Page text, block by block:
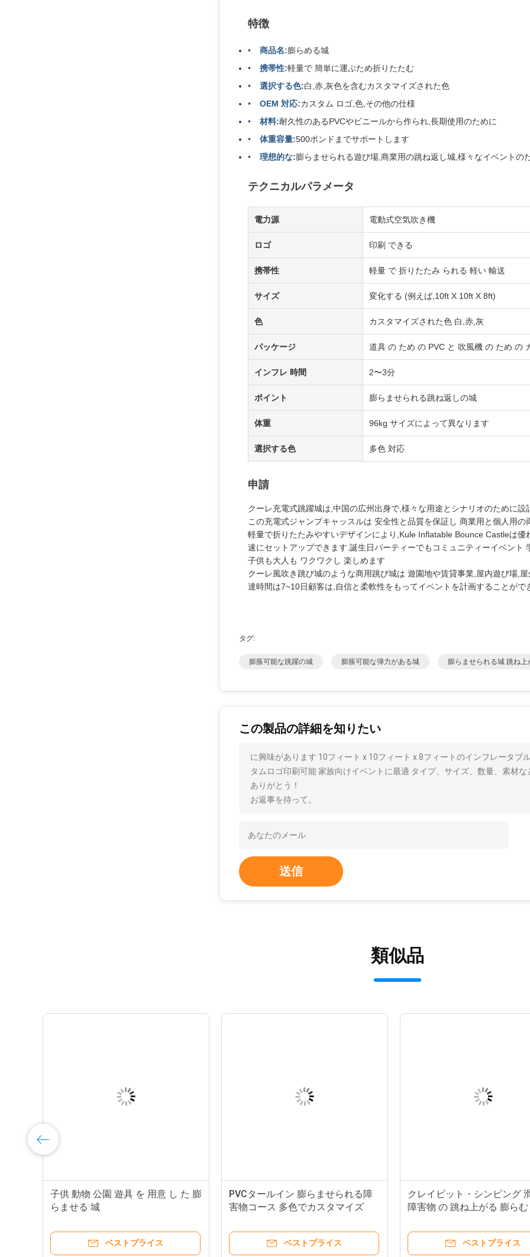
特徴
商品名:膨らめる城
携帯性:軽量で 簡単に運ぶため折りたたむ
選択する色:白,赤,灰色を含むカスタマイズされた色
OEM 対応:カスタム ロゴ,色,その他の仕様
材料:耐久性のあるPVCやビニールから作られ,長期使用のために
体重容量:500ポンドまでサポートします
理想的な:膨らませられる遊び場,商業用の跳ね返し城,様々なイベントの
テクニカルパラメータ
電力源 電動式空気吹き機
ロゴ 印刷 できる
携帯性 軽量 で 折りたたみ られる 軽い 輸送
サイズ 変化する (例えば,10ft X 10ft X 8ft)
色 カスタマイズされた色 白,赤,灰
パッケージ 道具 の ため の PVC と 吹風機 の ため の
インフレ 時間 2〜3分
ポイント 膨らませられる跳ね返しの城
体重 96kg サイズによって異なります
選択する色 多色 対応
申請
クーレ充電式跳躍城は,中国の広州出身で,様々な用途とシナリオのために設
この充電式ジャンプキャッスルは 安全性と品質を保証し 商業用と個人用の
軽量で折りたたみやすいデザインにより,Kule Inflatable Bounce Castleは
速にセットアップできます.誕生日パーティーでもコミュニティーイベント
子供も大人も ワクワクし 楽しめます
クーレ風吹き跳び城のような商用跳び城は 遊園地や賃貸事業,屋内遊び場,
達時間は7~10日顧客は,自信と柔軟性をもってイベントを計画することがで
タグ:
膨脹可能な跳躍の城 膨脹可能な弾力がある城 膨らませられる城 跳ね上
この製品の詳細を知りたい
に興味があります 10フィート x 10フィート x 8フィートのインフレータブ
タムロゴ印刷可能 家族向けイベントに最適 タイプ、サイズ、数量、素材
ありがとう！
お返事を待って。
送信
類似品
子供 動物 公園 遊具 を 用意 し た 膨
らませる 城
ベストプライス
PVCタールイン 膨らませられる障
害物コース 多色でカスタマイズ
ベストプライス
クレイビット・シンビング
障害物 の 跳ね上がる 膨ら
ベストプライス